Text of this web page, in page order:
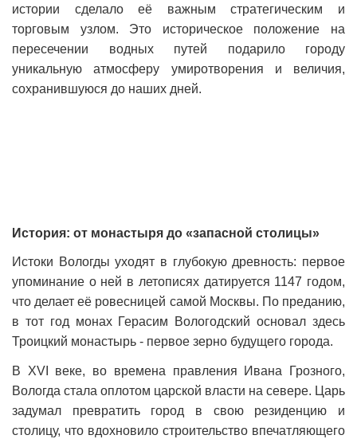
истории сделало её важным стратегическим и
торговым узлом. Это историческое положение на
пересечении водных путей подарило городу
уникальную атмосферу умиротворения и величия,
сохранившуюся до наших дней.
История: от монастыря до «запасной столицы»
Истоки Вологды уходят в глубокую древность: первое
упоминание о ней в летописях датируется 1147 годом,
что делает её ровесницей самой Москвы. По преданию,
в тот год монах Герасим Вологодский основал здесь
Троицкий монастырь - первое зерно будущего города.
В XVI веке, во времена правления Ивана Грозного,
Вологда стала оплотом царской власти на севере. Царь
задумал превратить город в свою резиденцию и
столицу, что вдохновило строительство впечатляющего